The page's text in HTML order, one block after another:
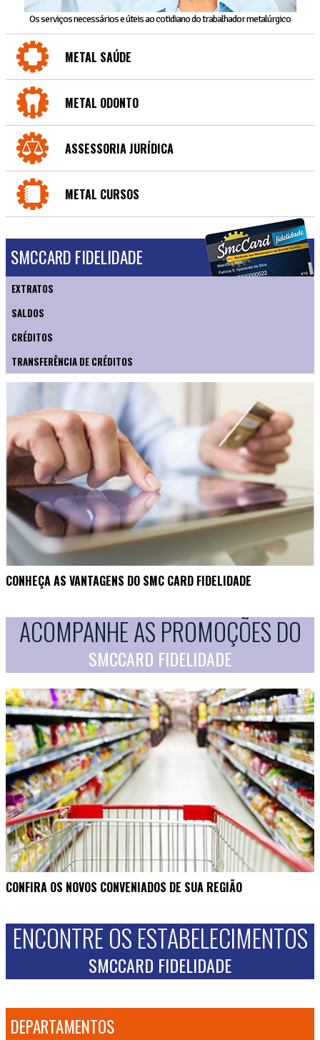
Os serviços necessários e úteis ao cotidiano do trabalhador metalúrgico
METAL SAÚDE
METAL ODONTO
ASSESSORIA JURÍDICA
METAL CURSOS
SMCCARD FIDELIDADE
EXTRATOS
SALDOS
CRÉDITOS
TRANSFERÊNCIA DE CRÉDITOS
CONHEÇA AS VANTAGENS DO SMC CARD FIDELIDADE
ACOMPANHE AS PROMOÇÕES DO
SMCCARD FIDELIDADE
CONFIRA OS NOVOS CONVENIADOS DE SUA REGIÃO
ENCONTRE OS ESTABELECIMENTOS
SMCCARD FIDELIDADE
DEPARTAMENTOS